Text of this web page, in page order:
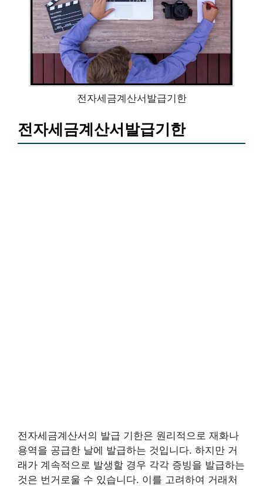
전자세금계산서발급기한
전자세금계산서발급기한
전자세금계산서의 발급 기한은 원리적으로 재화나
용역을 공급한 날에 발급하는 것입니다. 하지만 거
래가 계속적으로 발생할 경우 각각 증빙을 발급하는
것은 번거로울 수 있습니다. 이를 고려하여 거래처